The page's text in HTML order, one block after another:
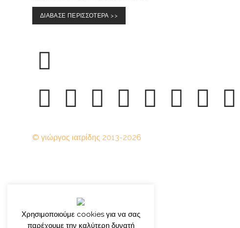
ΔΙΑΒΑΣΕ ΠΕΡΙΣΣΟΤΕΡΑ >>
© γιώργος ιατρίδης 2013-2026
Χρησιμοποιούμε cookies για να σας
παρέχουμε την καλύτερη δυνατή